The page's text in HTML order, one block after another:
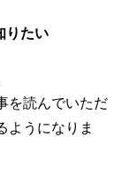
りたい
を読んでいただ
ようになりま